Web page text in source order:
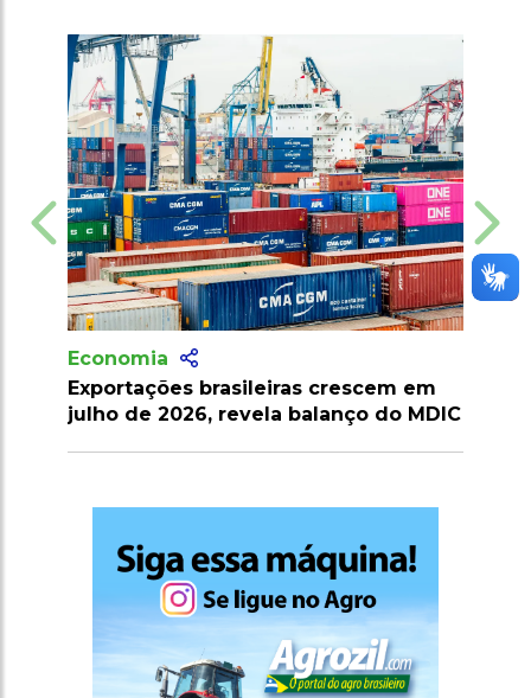
Economia
Exportações brasileiras crescem em
julho de 2026, revela balanço do MDICpara